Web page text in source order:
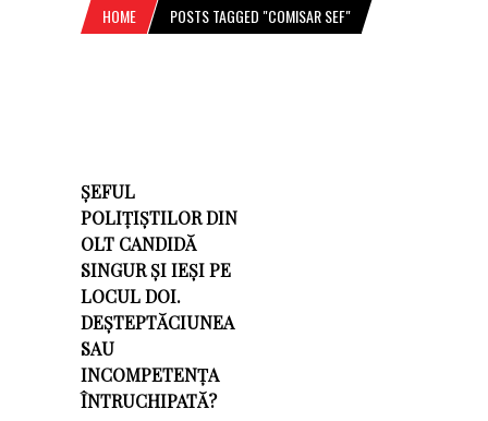
HOME POSTS TAGGED "COMISAR SEF"
ȘEFUL
POLIȚIȘTILOR DIN
OLT CANDIDĂ
SINGUR ȘI IEȘI PE
LOCUL DOI.
DEȘTEPTĂCIUNEA
SAU
INCOMPETENȚA
ÎNTRUCHIPATĂ?